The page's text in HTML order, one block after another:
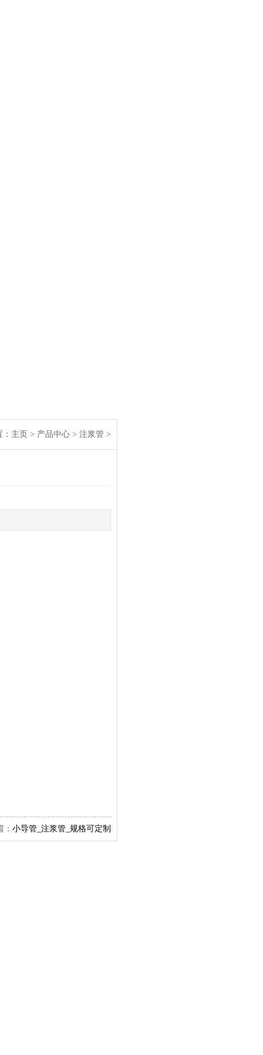
： 主页 > 产品中心 > 注浆管 >
： 小导管_注浆管_规格可定制